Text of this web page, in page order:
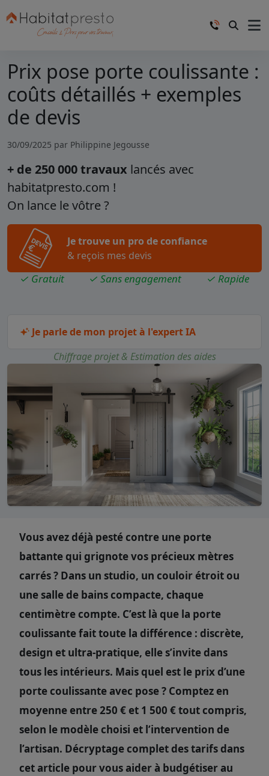
Prix pose porte coulissante :
coûts détaillés + exemples
de devis
30/09/2025 par Philippine Jegousse
+ de 250 000 travaux lancés avec
habitatpresto.com !
On lance le vôtre ?
Je trouve un pro de confiance
& reçois mes devis
✓ Gratuit ✓ Sans engagement ✓ Rapide
Je parle de mon projet à l'expert IA
Chiffrage projet & Estimation des aides
Vous avez déjà pesté contre une porte
battante qui grignote vos précieux mètres
carrés ? Dans un studio, un couloir étroit ou
une salle de bains compacte, chaque
centimètre compte. C’est là que la porte
coulissante fait toute la différence : discrète,
design et ultra-pratique, elle s’invite dans
tous les intérieurs. Mais quel est le prix d’une
porte coulissante avec pose ? Comptez en
moyenne entre 250 € et 1 500 € tout compris,
selon le modèle choisi et l’intervention de
l’artisan. Décryptage complet des tarifs dans
cet article pour vous aider à budgétiser au